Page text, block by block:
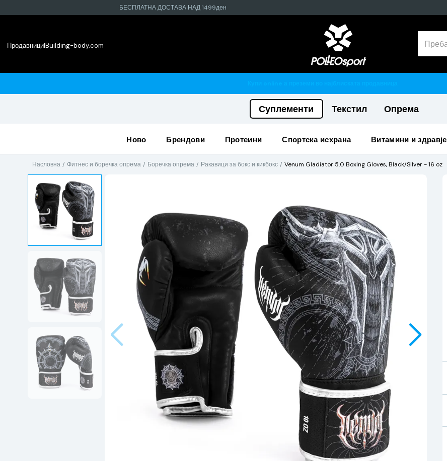
БЕСПЛАТНА ДОСТАВА НАД 1499ден
Продавници|Building-body.com
Суплементи Текстил Опрема
ново брендови протеини спортска исхрана витамини и здравје
Насловна Фитнес и боречка опрема Боречка опрема Ракавици за бокс и кикбокс Venum Gladiator 5.0 Boxing Gloves, Black/Silver - 16 oz